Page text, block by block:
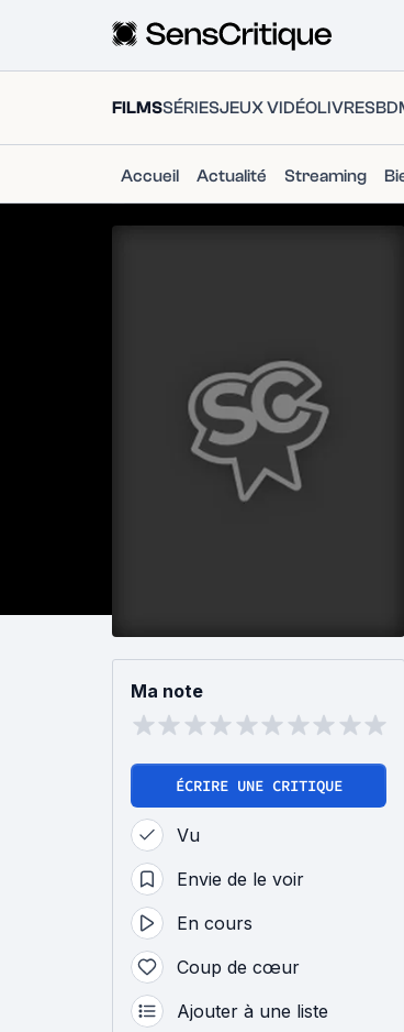
FILMSSÉRIESJEUX VIDÉOLIVRESBD
Accueil Actualité Streaming
Ma note
ÉCRIRE UNE CRITIQUE
Vu
Envie de le voir
En cours
Coup de cœur
Ajouter à une liste